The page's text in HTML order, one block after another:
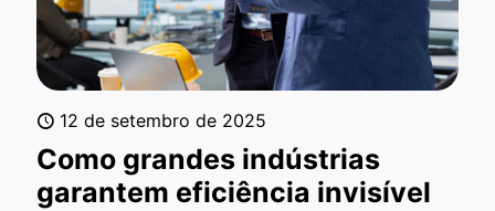
12 de setembro de 2025
Como grandes indústrias
garantem eficiência invisível